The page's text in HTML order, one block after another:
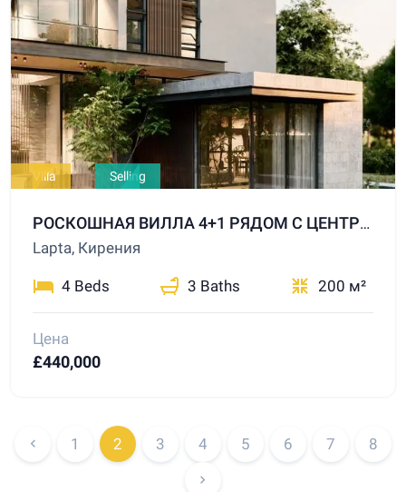
Villa Selling
РОСКОШНАЯ ВИЛЛА 4+1 РЯДОМ С ЦЕНТРОМ ГИРНЕ, В ШАГОВОЙ ДОСТУПНОСТИ ОТ МОРЯ!
Lapta, Кирения
4 Beds 3 Baths 200 м²
Цена
£440,000
1 2 3 4 5 6 7 8